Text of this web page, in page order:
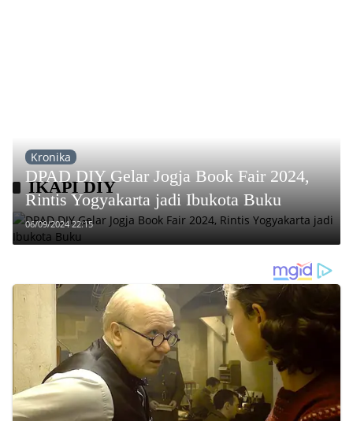
IKAPI DIY
Kronika
DPAD DIY Gelar Jogja Book Fair 2024,
Rintis Yogyakarta jadi Ibukota Buku
06/09/2024 22:15